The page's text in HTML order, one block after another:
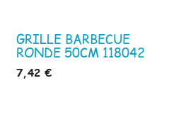
GRILLE BARBECUE
RONDE 50CM 118042
7,42 €